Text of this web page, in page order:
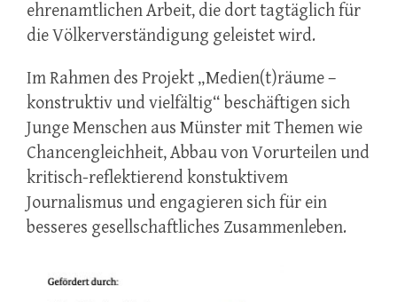
ehrenamtlichen Arbeit, die dort tagtäglich für
die Völkerverständigung geleistet wird.
Im Rahmen des Projekt „Medien(t)räume –
konstruktiv und vielfältig“ beschäftigen sich
Junge Menschen aus Münster mit Themen wie
Chancengleichheit, Abbau von Vorurteilen und
kritisch-reflektierend konstuktivem
Journalismus und engagieren sich für ein
besseres gesellschaftliches Zusammenleben.